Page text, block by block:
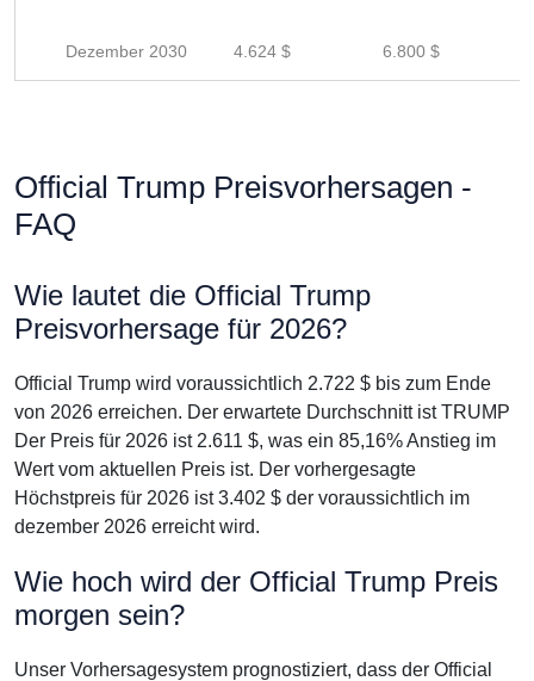
Dezember 2030 4.624 $ 6.800 $
Official Trump Preisvorhersagen -
FAQ
Wie lautet die Official Trump
Preisvorhersage für 2026?
Official Trump wird voraussichtlich 2.722 $ bis zum Ende
von 2026 erreichen. Der erwartete Durchschnitt ist TRUMP
Der Preis für 2026 ist 2.611 $, was ein 85,16% Anstieg im
Wert vom aktuellen Preis ist. Der vorhergesagte
Höchstpreis für 2026 ist 3.402 $ der voraussichtlich im
dezember 2026 erreicht wird.
Wie hoch wird der Official Trump Preis
morgen sein?
Unser Vorhersagesystem prognostiziert, dass der Official